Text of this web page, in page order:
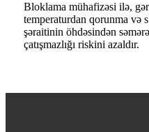
Bloklama mühafizəsi ilə,
temperaturdan qorunma və
şəraitinin öhdəsindən
çatışmazlığı riskini azaldır.